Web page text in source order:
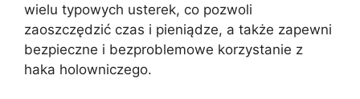
wielu typowych usterek, co pozwoli
zaoszczędzić czas i pieniądze, a także zapewni
bezpieczne i bezproblemowe korzystanie z
haka holowniczego.